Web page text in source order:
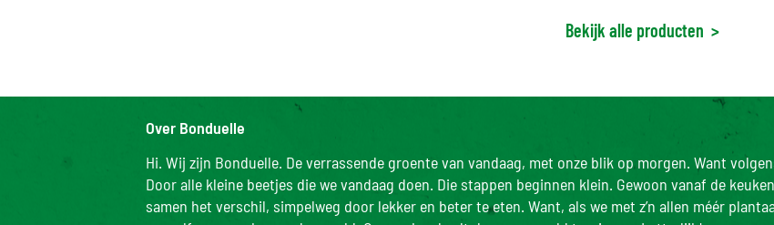
Bekijk alle producten >
Over Bonduelle
Hi. Wij zijn Bonduelle. De verrassende groente van vandaag, met onze blik op morgen. Want
Door alle kleine beetjes die we vandaag doen. Die stappen beginnen klein. Gewoon vanaf de
samen het verschil, simpelweg door lekker en beter te eten. Want, als we met z’n allen méér